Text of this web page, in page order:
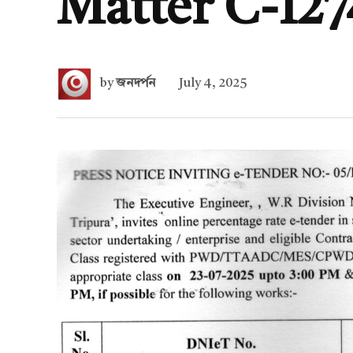
Matter C-
byজনদর্পন July 4, 2025